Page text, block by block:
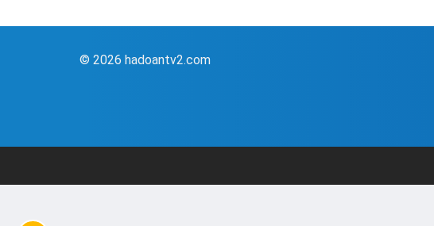
© 2026 hadoantv2.com